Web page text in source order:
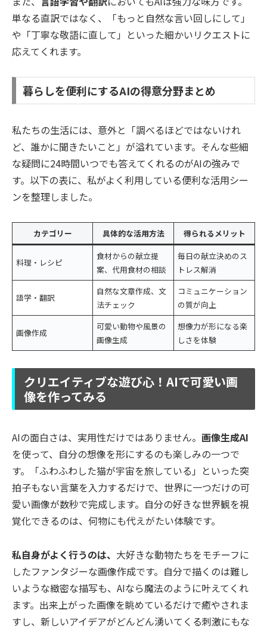
単なる直訳ではなく、「もっと自然な言い回しにして」
や「丁寧な敬語に直して」といった細かいリクエストに
応えてくれます。
暮らしを便利にするAIの得意分野まとめ
私たちの生活には、意外と「調べるほどではないけれ
ど、誰かに聞きたいこと」が溢れています。そんな些細
な疑問に24時間いつでも答えてくれるのがAIの強みで
す。以下の表に、私がよく利用している便利な活用シー
ンを整理しました。
カテゴリー 具体的な活用方法 得られるメリット
料理・レシピ
食材からの献立提
案、代用食材の相談
毎日の献立決めのス
トレス解消
語学・翻訳
自然な文章作成、文
法チェック
コミュニケーション
の質が向上
画像作成
可愛い動物や風景の
画像生成
想像力が形になる楽
しさを体験
クリエイティブな遊び心！AIで可愛い画
像を作ってみる
AIの面白さは、実用性だけではありません。 画像生成AI
を使って、自分の想像を形にするのも楽しみの一つで
す。「ふわふわした猫が宇宙を旅している」といった突
拍子もない言葉を入力するだけで、世界に一つだけの可
愛い画像が数秒で完成します。自分の好きな世界観を視
覚化できるのは、何物にも代えがたい体験です。
私自身がよく行うのは、 大好きな動物たちをモチーフに
したファンタジーな画像作成です。自分で描くのは難し
いような緻密な描写も、AIなら魔法のように叶えてくれ
ます。出来上がった画像を眺めているだけで癒やされま
すし、新しいアイデアがどんどん湧いてくる刺激にもな